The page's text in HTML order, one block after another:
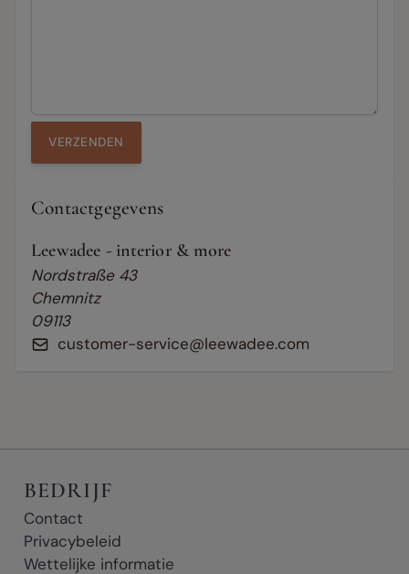
VERZENDEN
Contactgegevens
Leewadee - interior & more
Nordstraße 43
Chemnitz
09113
customer-service@leewadee.com
BEDRIJF
Contact
Privacybeleid
Wettelijke informatie